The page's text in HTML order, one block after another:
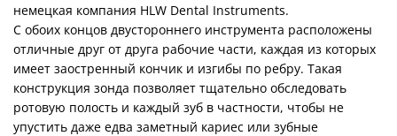
немецкая компания HLW Dental Instruments.
С обоих концов двустороннего инструмента расположены
отличные друг от друга рабочие части, каждая из которых
имеет заостренный кончик и изгибы по ребру. Такая
конструкция зонда позволяет тщательно обследовать
ротовую полость и каждый зуб в частности, чтобы не
упустить даже едва заметный кариес или зубные